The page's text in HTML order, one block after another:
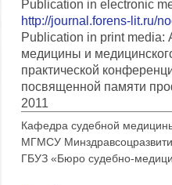
Publication in electronic
http://journal.forens-lit.ru/
Publication in print media:
медицины и
практической
посвященной памяти
2011
Кафедра судебной
МГМСУ
ГБУЗ «Бюро судебно-